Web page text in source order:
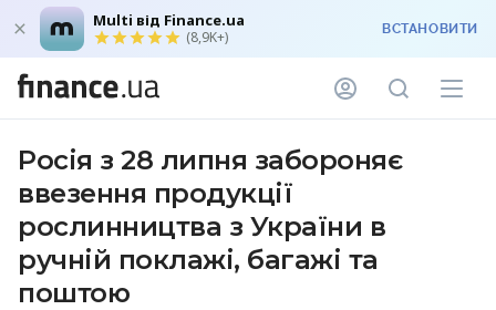
Multi від Finance.ua
(8,9K+) ВСТАНОВИТИ
Росія з 28 липня забороняє
ввезення продукції
рослинництва з України в
ручній поклажі, багажі та
поштою